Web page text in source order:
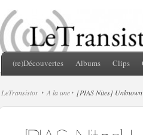
(re)Découvertes Albums Clips
LeTransistor A la une [PIAS Nites]